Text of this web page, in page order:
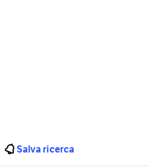
Salva ricerca